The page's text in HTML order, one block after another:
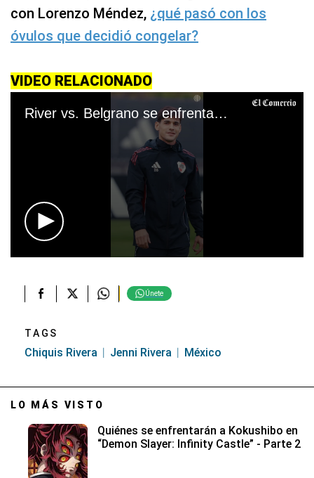
con Lorenzo Méndez, ¿qué pasó con los
óvulos que decidió congelar?
VIDEO RELACIONADO
River vs. Belgrano se enfrentan en la final del Torneo Apertura. (Video: River Plate)
Únete
TAGS
Chiquis Rivera Jenni Rivera México
LO MÁS VISTO
Quiénes se enfrentarán a Kokushibo en
“Demon Slayer: Infinity Castle” - Parte 2